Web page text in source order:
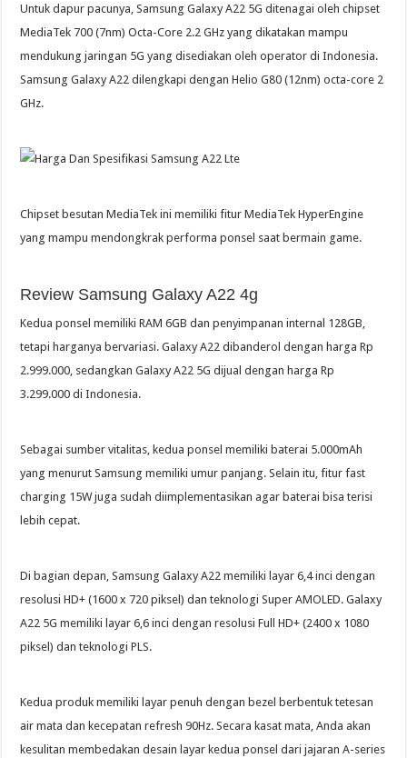
Untuk dapur pacunya, Samsung Galaxy A22 5G ditenagai oleh chipset
MediaTek 700 (7nm) Octa-Core 2.2 GHz yang dikatakan mampu
mendukung jaringan 5G yang disediakan oleh operator di Indonesia.
Samsung Galaxy A22 dilengkapi dengan Helio G80 (12nm) octa-core 2
GHz.
Chipset besutan MediaTek ini memiliki fitur MediaTek HyperEngine
yang mampu mendongkrak performa ponsel saat bermain game.
Review Samsung Galaxy A22 4g
Kedua ponsel memiliki RAM 6GB dan penyimpanan internal 128GB,
tetapi harganya bervariasi. Galaxy A22 dibanderol dengan harga Rp
2.999.000, sedangkan Galaxy A22 5G dijual dengan harga Rp
3.299.000 di Indonesia.
Sebagai sumber vitalitas, kedua ponsel memiliki baterai 5.000mAh
yang menurut Samsung memiliki umur panjang. Selain itu, fitur fast
charging 15W juga sudah diimplementasikan agar baterai bisa terisi
lebih cepat.
Di bagian depan, Samsung Galaxy A22 memiliki layar 6,4 inci dengan
resolusi HD+ (1600 x 720 piksel) dan teknologi Super AMOLED. Galaxy
A22 5G memiliki layar 6,6 inci dengan resolusi Full HD+ (2400 x 1080
piksel) dan teknologi PLS.
Kedua produk memiliki layar penuh dengan bezel berbentuk tetesan
air mata dan kecepatan refresh 90Hz. Secara kasat mata, Anda akan
kesulitan membedakan desain layar kedua ponsel dari jajaran A-series